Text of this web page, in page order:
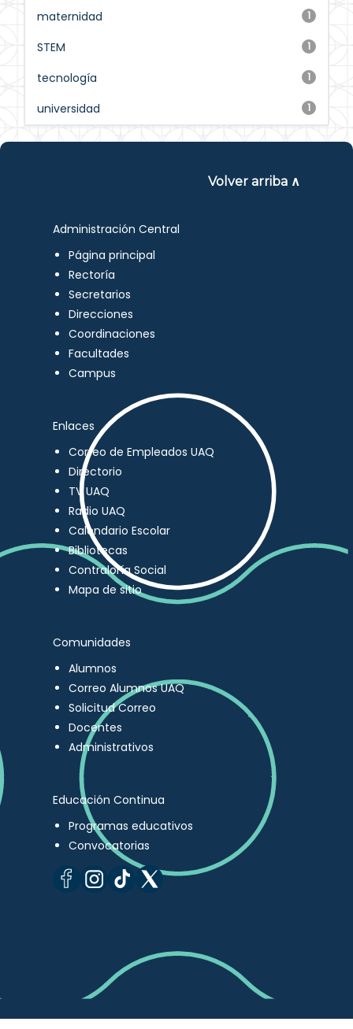
1
maternidad
1
STEM
1
tecnología
1
universidad
Volver arriba ∧
Administración Central
Página principal
Rectoría
Secretarios
Direcciones
Coordinaciones
Facultades
Campus
Enlaces
Correo de Empleados UAQ
Directorio
TV UAQ
Radio UAQ
Calendario Escolar
Bibliotecas
Contraloría Social
Mapa de sitio
Comunidades
Alumnos
Correo Alumnos UAQ
Solicitud Correo
Docentes
Administrativos
Educación Continua
Programas educativos
Convocatorias